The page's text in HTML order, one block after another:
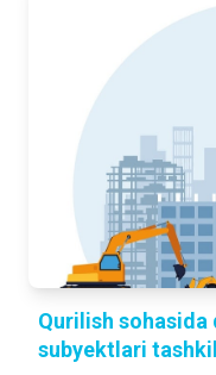
Qurilish
subyektlari